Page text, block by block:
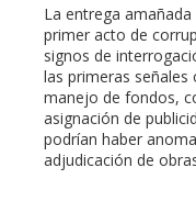
La entrega
primer acto de
signos de
las primeras señales
manejo de fondos,
asignación de
podrían haber
adjudicación de